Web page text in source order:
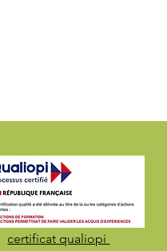
certificat qualiopi